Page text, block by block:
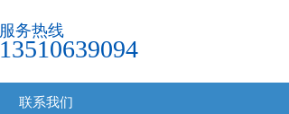
服务热线
13510639094
联系我们